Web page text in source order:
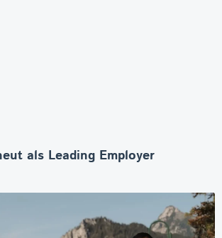
als Leading Employer